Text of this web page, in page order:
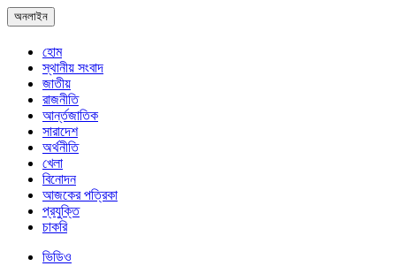
অনলাইন
হোম
স্থানীয় সংবাদ
জাতীয়
রাজনীতি
আর্ন্তজাতিক
সারাদেশ
অর্থনীতি
খেলা
বিনোদন
আজকের পত্রিকা
প্রযুক্তি
চাকরি
ভিডিও